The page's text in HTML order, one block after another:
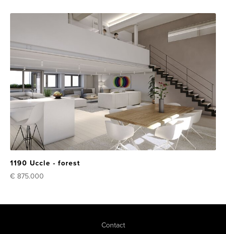
1190 Uccle - forest
€ 875.000
Contact